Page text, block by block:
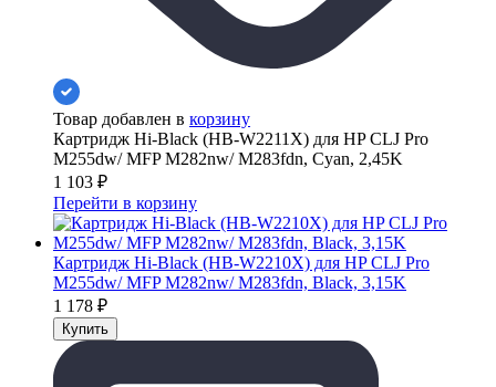
Товар добавлен в корзину
Картридж Hi-Black (HB-W2211X) для HP CLJ Pro
M255dw/ MFP M282nw/ M283fdn, Cyan, 2,45K
1 103 ₽
Перейти в корзину
Картридж Hi-Black (HB-W2210X) для HP CLJ Pro
M255dw/ MFP M282nw/ M283fdn, Black, 3,15K
1 178 ₽